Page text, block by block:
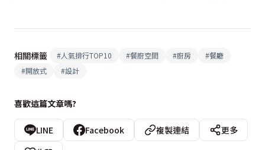
相關標籤 #人氣排行TOP10 #餐廚空間 #廚房 #餐廳
#開放式 #設計
喜歡這篇文章嗎?
LINE Facebook 複製連結
更多